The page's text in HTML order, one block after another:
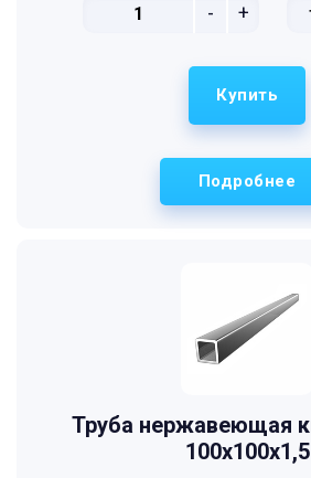
- +
Подробнее
Купить
Труба нержавеющая
100х100х1,5